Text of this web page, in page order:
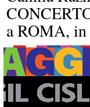
a ROMA, in